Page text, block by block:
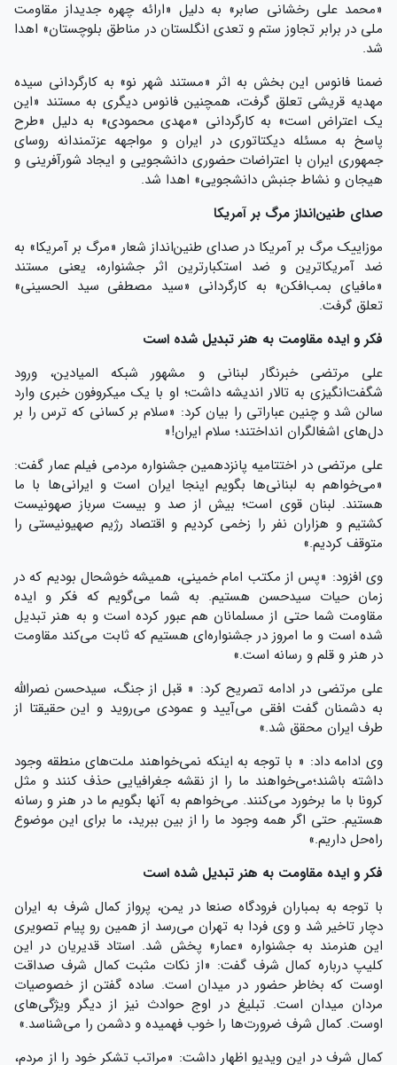
«محمد علی رخشانی صابر» به دلیل «ارائه چهره جدیداز مقاومت
ملی در برابر تجاوز ستم و تعدی انگلستان در مناطق بلوچستان» اهدا
شد.
ضمنا فانوس این بخش به اثر «مستند شهر نو» به کارگردانی سیده
مهدیه قریشی تعلق گرفت، همچنین فانوس دیگری به مستند «این
یک اعتراض است» به کارگردانی «مهدی محمودی» به دلیل «طرح
پاسخ به مسئله دیکتاتوری در ایران و مواجهه عزتمندانه روسای
جمهوری ایران با اعتراضات حضوری دانشجویی و ایجاد شورآفرینی و
هیجان و نشاط جنبش دانشجویی» اهدا شد.
صدای طنین‌انداز مرگ بر آمریکا
موزاییک مرگ بر آمریکا در صدای طنین‌انداز شعار «مرگ بر آمریکا» به
ضد آمریکاترین و ضد استکبارترین اثر جشنواره، یعنی مستند
«مافیای بمب‌افکن» به کارگردانی «سید مصطفی سید الحسینی»
تعلق گرفت.
فکر و ایده مقاومت به هنر تبدیل شده است
علی مرتضی خبرنگار لبنانی و مشهور شبکه المیادین، ورود
شگفت‌انگیزی به تالار اندیشه داشت؛ او با یک میکروفون خبری وارد
سالن شد و چنین عباراتی را بیان کرد: «سلام بر کسانی که ترس را بر
دل‌های اشغالگران انداختند؛ سلام ایران!«
علی مرتضی در اختتامیه پانزدهمین جشنواره مردمی فیلم عمار گفت:
«می‌خواهم به لبنانی‌ها بگویم اینجا ایران است و ایرانی‌ها با ما
هستند. لبنان قوی است؛ بیش از صد و بیست سرباز صهونیست
کشتیم و هزاران نفر را زخمی کردیم و اقتصاد رژیم صهیونیستی را
متوقف کردیم.»
وی افزود: «پس از مکتب امام خمینی، همیشه خوشحال بودیم که در
زمان حیات سید‌حسن هستیم. به شما می‌گویم که فکر و ایده
مقاومت شما حتی از مسلمانان هم عبور کرده است و به هنر تبدیل
شده است و ما امروز در جشنواره‌ای‌ هستیم که ثابت می‌کند مقاومت
در هنر و قلم و رسانه است.»
علی مرتضی در ادامه تصریح کرد: « قبل از جنگ، سیدحسن نصرالله
به دشمنان گفت افقی می‌آیید و عمودی می‌روید و این حقیقتا از
طرف ایران محقق شد.»
وی ادامه داد: « با توجه به اینکه نمی‌خواهند ملت‌های منطقه وجود
داشته باشند؛می‌خواهند ما را از نقشه جغرافیایی حذف کنند و مثل
کرونا با ما برخورد می‌کنند. می‌خواهم به آنها بگویم ما در هنر و رسانه
هستیم. حتی اگر همه وجود ما را از بین ببرید، ما برای این موضوع
راه‌حل داریم.»
فکر و ایده مقاومت به هنر تبدیل شده است
با توجه به بمباران فرودگاه صنعا در یمن، پرواز کمال شرف به ایران
دچار تاخیر شد و وی فردا به تهران می‌رسد از همین رو پیام تصویری
این هنرمند به جشنواره «عمار» پخش شد. استاد قدیریان در این
کلیپ درباره کمال شرف گفت: «از نکات مثبت کمال شرف صداقت
اوست که بخاطر حضور در میدان است. ساده گفتن از خصوصیات
مردان میدان است. تبلیغ در اوج حوادث نیز از دیگر ویژگی‌های
اوست. کمال شرف ضرورت‌ها را خوب فهمیده و دشمن را می‌شناسد.»
کمال شرف در این ویدیو اظهار داشت: «مراتب تشکر خود را از مردم،